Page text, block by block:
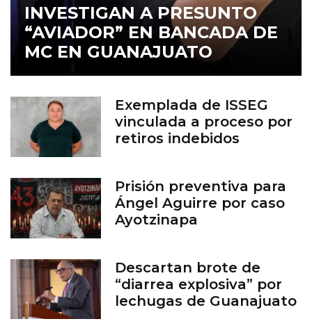
INVESTIGAN A PRESUNTO
“AVIADOR” EN BANCADA DE
MC EN GUANAJUATO
Exemplada de ISSEG
vinculada a proceso por
retiros indebidos
Prisión preventiva para
Ángel Aguirre por caso
Ayotzinapa
Descartan brote de
“diarrea explosiva” por
lechugas de Guanajuato